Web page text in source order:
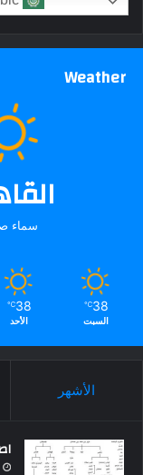
Weather
سماء
38
℃
السبت
38
℃
الأحد
الأشهر